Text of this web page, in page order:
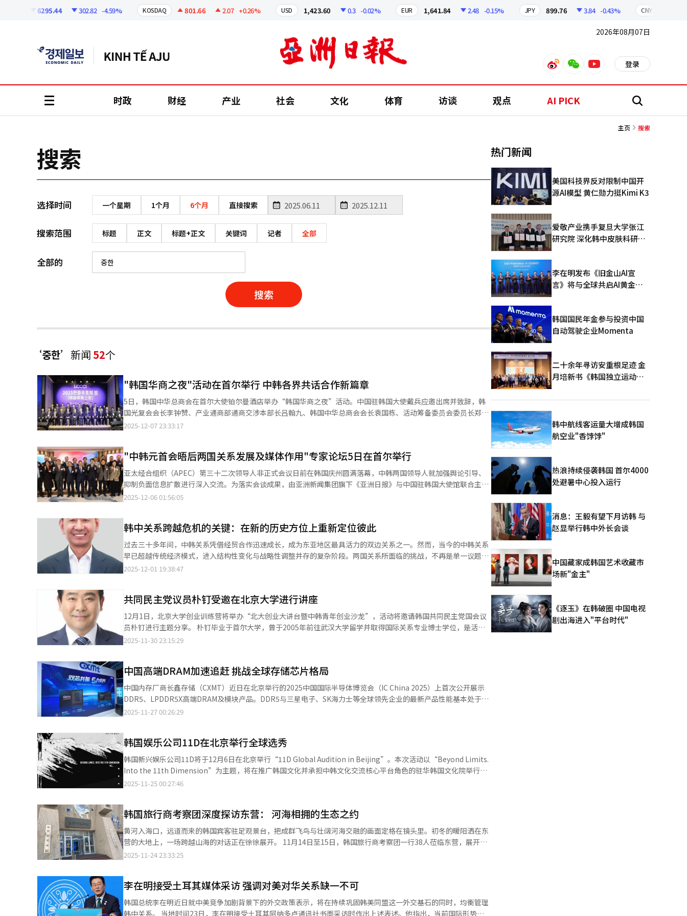
6295.44 302.82 -4.59% KOSDAQ 801.66 2.07 +0.26% USD 1,423.60 0.3 -0.02% EUR 1,641.84 2.48 -0.15% JPY 899.76 3.84 -0.43% CNY
2026年08月07日
weiboweixinyoutube 登录
时政 财经 产业 社会 文化 体育 访谈 观点 AI PICK 搜
主页 搜索
搜索
选择时间 一个星期 1个月 6个月 直接搜索
搜索范围 标题 正文 标题+正文 关键词 记者 全部
全部的
搜索
‘중한’ 新闻52个
"韩国华商之夜"活动在首尔举行 中韩各界共话合作新篇章
5日，韩国中华总商会在首尔大使铂尔曼酒店举办“韩国华商之夜”活动。中国驻韩国大使戴兵应邀出席并致辞，韩
国光复会会长李钟赞、产业通商部通商交涉本部长吕翰九、韩国中华总商会会长袁国栋、活动筹备委员会委员长郑朝
辉等中韩各界人士300余人参加。 戴兵表示，中国高质量发展将为中韩合作、亚太繁荣和全球共同发展开辟更加广阔
韩华侨华人长期以来的贡献。韩方积极评价在韩华侨华人长期以来的作用和贡献，表示在当前国际形势下，韩中关系
的稳定发展弥足珍贵，期待双方以务实合作增进友谊和信任，共同推动韩中关系再上新台阶。 袁国栋致辞表示，地理
相近的中韩两国是密不可分的重要伙伴，希望此次活动成为进一步深化双边关系、促进共同繁荣的重要契机。 韩国中
华总商会执行会长郑朝辉在致辞中表示，总商会始终坚持“共创·共荣·共爱”的原则。活动现场还播放特别制作的
纪念视频，回顾中国企业在韩国发展143年的历史。郑朝辉向多年来为总商会发展、推动中韩经贸合作及促进两国友
活动上，还举行象征韩国中华总商会未来力量的青年企业家组团授旗仪式。团长袁德有首先将象征责任与传承的团旗
递交给袁国栋，随后袁国栋将团旗正式交接给新任团长李博。 活动现场发布第八届理事会及监事会的年度工作成果。
为表彰在韩国中华总商会及中韩交流中作出突出贡献的企业家，现场向21名人士颁发特别贡献奖、优秀贡献奖等多个
奖项。 “韩国华商之夜”的点灯仪式将活动气氛推向高潮。韩国中华总商会通过点灯仪式宣示中韩合作新篇章的开
启，并表达在韩华侨企业携手共进、共促繁荣的美好愿景。 随后举行的晚宴上，韩国中华总商会名誉会长王海军向赞
2025-12-07 23:33:17
"中韩元首会晤后两国关系发展及媒体作用"专家论坛5日在首尔举行
亚太经合组织（APEC）第三十二次领导人非正式会议日前在韩国庆州圆满落幕，中韩两国领导人就加强舆论引导、
抑制负面信息扩散进行深入交流。为落实会谈成果，由亚洲新闻集团旗下《亚洲日报》与中国驻韩国大使馆联合主办
的“中韩元首会晤后两国关系发展及媒体作用”专家论坛，于5日下午在首尔中国建设银行大会议厅成功举行 。 本次
引导舆论正向发展及扩大人文交流达成共识，为两国关系奠定坚实的基础。然而，当前中韩两国仍存在因信息不对称
导致的“反中”“反韩”情绪。在网络高度发达的当下，不实信息往往被迅速放大、传播速度更甚以往。同时，他指
出，在此环境下，媒体责任尤为重大，应基于事实报道，以客观视角传播信息，为连通两国文化与情感交流搭建桥
梁。此外，通过深入交流与传播正面信息，推动中韩关系稳步发展。 中国驻韩国大使戴兵在欢迎词中强调，中韩建交
33年来，两国关系快速发展，为地区和平与繁荣作出重要贡献；今年对两国具有特殊意义，中韩元首会晤为双边关系
利合作，把握人工智能（AI）、生物医药、绿色产业等新机遇，助力两国经贸合作提质升级。他强调，中韩国民感情
需持续提升，中韩媒体和专家应担起社会责任，积极弘扬正能量，警惕个别势力煽动对立，抵制假消息、煽炒、歧视
等行径；并呼吁排除干扰因素，坚持战略自主，尊重彼此核心政治立场，共同维护地区和平稳定。 韩国国会副议长李
学永表示，近期在庆州举行的中韩元首会晤为人工智能、绿色产业等新兴领域深化合作奠定基础。在当前形势下，客
观报道、准确传递信息的媒体责任尤为重要。他还表示，国会将为营造健康媒体生态、推动中韩关系提供积极支持。
系稳定发展上，首先必须构筑坚实的互信基础，而媒体在这一过程中扮演着至关重要的角色。他指出，媒体不仅承担
着传递信息、增进理解的职责，更在塑造舆论、促进良好沟通。为此，他呼吁双方在相关政策与制度建设上保持积极
态度，通过加强合作、完善机制，推动媒体交流常态化与专业化，从而为两国关系的深化夯实基础。 韩国外交部次官
补郑义慧发表致辞，并强调，中韩应在民生、外交及交流等领域加强合作，庆州APEC峰会中韩元首会晤已签署多领
域贸易合作协议，为促进两国沟通。他指出，为维护地区和平，两国携手作出建设性贡献至关重要，同时促进学界等
大议程。在主旨演讲环节，前韩国驻华大使馆公使、前国际安全大使李贤主以“韩中关系的属性及关于促进理想邻里
关系发展的见解”为主题发表主旨演讲。随后，《亚洲经济》社论主编兼《朝鲜日报》首任驻北京特派员朴胜俊围
绕“韩中两国和平发展”发表演讲。 在议程讨论环节，第一议程聚焦中韩元首会晤成果及两国未来面临的共同挑战，
嘉宾围绕“中韩关系未来展望与发展方向”、“中韩关系复原之路”，分析两国在人工智能、贸易以及文化的合作前
景。第二议程以“平衡·区划·实用”关键词，探讨双方继续从“心”出发，坚守建交初心，坚定合作信心，永葆友
韩关系迈入新的发展阶段，媒体在促进沟通、推动合作将发挥重要作用。本次论坛的成功举行，为两国媒体与学界搭
建良好平台，也为推动两国关系实现更健康、稳定的发展注入新动力。
2025-12-06 01:56:05
韩中关系跨越危机的关键：在新的历史方位上重新定位彼此
过去三十多年间，中韩关系凭借经贸合作迅速成长，成为东亚地区最具活力的双边关系之一。然而，当今的中韩关系
早已超越传统经济模式，进入结构性变化与战略性调整并存的复杂阶段。两国关系所面临的挑战，不再是单一议题的
摩擦，而是涵盖社会情绪、安全认知、产业链稳定、文化舆论等多层面的“复合性不稳定”。如果任由这种多重不稳
边互动的社会基础。在社交媒体大数据算法与政治化表达的推动下，这种情绪正在固化为一种持续性结构，而非一时
波动。民意不仅是外交环境的一部分，也会成为政府决策的约束条件。要扭转这一趋势，两国必须加强青年交流、扩
大直接接触、开展联合教育与文化互访项目，以长期、结构化方式逐步为社会情绪“降温”。 其次，两国在安全认知
上的差异不断扩大。韩国以同盟体系为核心构建安全框架，而中国处于大国战略竞争的关键节点，对周边国家的战略
选择自然格外敏感。若缺乏足够理解，安全议题往往被外界误解为针对性举措，进而形成“意图误判”。在此背景
通。 经济领域仍然是中韩关系的支柱，但其内涵同样需要与时代同步。两国产业链在半导体、二次电池、矿物、医药
生物等领域紧密相连、环环相扣。然而全球供应链重组与科技竞争加速，使企业面临的政策风险迅速上升。双边经济
关系要保持稳定，必须在未来产业、低政治敏感度领域寻求新合作，例如气候技术、绿色能源、公共卫生、老龄化解
决方案等。通过打造“稳定经济合作带”，才能为两国关系整体提供战略缓冲区。 此外，文化与媒体领域已成为直接
造成双边关系恶化的原因之一。韩国社会对中国文化现象的误读与过度解读、中国对韩国文化内容传播的限制，都可
的基本规则，推动联合制作、共同论坛与长期学术合作，使文化交流从“短期活动”转向“制度化合作”，减少误读
空间。 在全球局势进入深刻调整的时代，中韩双方都面临重新定义彼此战略角色的必要。韩国在维护同盟关系的同
时，需要以务实态度处理对华经贸合作；中国也将韩国视为东北亚区域稳定的重要力量，而非单一的经济伙伴。
在“新冷战化”的趋势加剧之际，两国更应在气候变化、卫生治理、人工智能规范、灾害管理等全球性议题上寻找合
作支点。这些领域的合作不仅有利于双方，也有助于提高地区治理能力。 当前的中韩关系处于压力之下，但同样蕴含
向未来的外交智慧。三十年的经验已经证明，两国完全有能力跨越分歧、拓展合作。剩下的，只是付诸行动的决断。
2025-12-01 19:38:47
共同民主党议员朴钉受邀在北京大学进行讲座
12月1日，北京大学创业训练营将举办“北大创业大讲台暨中韩青年创业沙龙”，活动将邀请韩国共同民主党国会议
员朴钉进行主题分享。 朴钉毕业于首尔大学，曾于2005年前往武汉大学留学并取得国际关系专业博士学位，是活跃
在韩国政坛的“中国通”议员，曾担任韩中议员联盟常任副会长等职务。今年8月，朴钉以韩国总统李在明特使团成
经济高质量发展。
2025-11-30 23:15:29
中国高端DRAM加速追赶 挑战全球存储芯片格局
中国内存厂商‌‌长鑫存储（CXMT）近日在北京举行的2025中国国际半导体博览会（IC China 2025）上首次公开展示
DDR5、LPDDR5X高端DRAM及模块产品。DDR5与三星电子、SK海力士等全球领先企业的最新产品性能基本处于同
一水平，引发行业关注。 此次发布成为长鑫存储自“低价量产策略”向“高端研发路线”转型不到一年就取得成果的
速，长鑫存储选择在今年初启动DDR5研发攻势。短时间内发布成熟样品，是研发体系重建后的集中体现。 业内人士
评价称，长鑫存储在技术路线图和产品可靠性方面已经具备与国际企业竞争的基础。长鑫存储计划自明年起展开量产
布局，进一步扩大市场份额。 与此同时，在NAND闪存领域，中国长江存储（YMTC）依托270层级产品在今年第三
季度获得13%的全球份额，紧追铠侠（KIOXIA）的14%，显示出中国存储产业在两大关键市场的同步推进。 中国厂
商正在快速崛起，但从量产能力和先进工艺来看，韩国企业依旧处于全球绝对领先。目前，长鑫存储的晶圆月投片量
能力以及稳定认证周期。 在制程工艺上，三星和SK海力士已全面进入EUV光刻量产阶段，并推进1b/1c纳米级工艺。
受美国出口管制影响，中国企业在EUV设备进口方面受限，因此在超微缩制程上尚存在约一年左右的差距。 韩国企业
在全球服务器、高端PC和AI数据中心市场中的生态优势同样显著，在HBM、DDR5 ECC服务器内存等关键高附加值产
品领域保持垄断布局。尤其是在AI专用HBM3/3E市场，韩国两大厂商合计占据超过90%的份额，短期内难以撼动。
韩方业界对于中国企业的追赶保持警惕。有韩媒分析称，长鑫存储快速进入DDR5市场，可能影响目前正处于价格反
需求持续增长，未来竞争焦点预计会从传统的平面微缩向3D DRAM结构升级。3D DRAM通过垂直堆叠存储单元突破
微缩瓶颈，对EUV依赖程度显著降低，是2030年前后可能实现量产的技术方向。 不少专家认为，中国企业在3D结
构、封装整合和系统协同上的潜在进展，可能在下一个技术周期缩小与韩国的差距。在韩国半导体权威学者观点中，
如果3D DRAM在五年后实现商用，EUV制程优势出现弱化，竞争格局则会出现重新洗牌的机会窗口。 整体来看，中
2025-11-27 00:26:29
韩国娱乐公司11D在北京举行全球选秀
韩国新兴娱乐公司11D将于12月6日在北京举行“11D Global Audition in Beijing”。本次活动以“Beyond Limits.
Into the 11th Dimension”为主题，将在推广韩国文化并承担中韩文化交流核心平台角色的驻华韩国文化院举行。
11D由长期活跃于韩国大型娱乐产业的企划与制作人员组建，包括曾在SM娱乐、CJ娱乐、FNC、Fantagio等大型公
员周觅等知名艺人，被业界评价为选角领域的专家。此外，她还负责了女团H1-KEY的选角与制作，展现出广泛的音
乐制作能力。 本次活动还将举办面向中国K-POP爱好者的特别讲座，由黄贤熙分享从选角流程、练习生培养到偶像企
划制作等实战经验，进一步促进中韩文化交流。 “11D Global Audition in Beijing”将在声乐、舞蹈、说唱三个领
域招募，2006年以后出生者均可报名，不限国籍与性别。报名截止时间为12月4日18时，申请可通过11D官网提交。
※ 本报道由人工智能（AI）系统翻译，并经《亚洲日报》编辑。
2025-11-25 00:27:46
韩国旅行商考察团深度探访东营： 河海相拥的生态之约
黄河入海口，远道而来的韩国宾客驻足观景台，把成群飞鸟与壮阔河海交融的画面定格在镜头里。初冬的暖阳洒在东
营的大地上，一场跨越山海的对话正在徐徐展开。 11月14日至15日，韩国旅行商考察团一行38人莅临东营，展开为
期两天的深度考察。他们的足迹穿梭于美术馆、非遗街区与生态旅游区，亲身感受这片土地上河、海、城共生的独特
察团在展厅中流连，被这座年轻城市对文化艺术的用心打造深深吸引。 随后，老街长巷非遗文化街的活态传承更让考
察团眼前一亮。传统技艺在匠人手中焕发新生，非遗项目的鲜活呈现令韩国宾客频频点头称赞。 ◆生态与自然：壮美
画卷的立体展示 黄河口生态旅游区无疑是此次行程的高光时刻。站在观景台上凭栏远眺，河海交汇的壮丽景观尽收眼
2025-11-24 23:33:25
李在明接受土耳其媒体采访 强调对美对华关系缺一不可
韩国总统李在明近日就中美竞争加剧背景下的外交政策表示，将在持续巩固韩美同盟这一外交基石的同时，均衡管理
韩中关系。 当地时间23日，李在明接受土耳其阿纳多卢通讯社书面采访时作出上述表述。他指出，当前国际形势中
热门新闻
美国科技界反对限制中国开
源AI模型 黄仁勋力挺Kimi K3
爱敬产业携手复旦大学张江
研究院 深化韩中皮肤科研合
李在明发布《旧金山AI宣
言》将与全球共启AI黄金时
韩国国民年金参与投资中国
自动驾驶企业Momenta
二十余年寻访安重根足迹 金
月培新书《韩国独立运动圣
版
韩中航线客运量大增成韩国
航空业"香饽饽"
热浪持续侵袭韩国 首尔4000
处避暑中心投入运行
消息：王毅有望下月访韩 与
赵显举行韩中外长会谈
中国藏家成韩国艺术收藏市
场新"金主"
《逐玉》在韩破圈 中国电视
剧出海进入"平台时代"